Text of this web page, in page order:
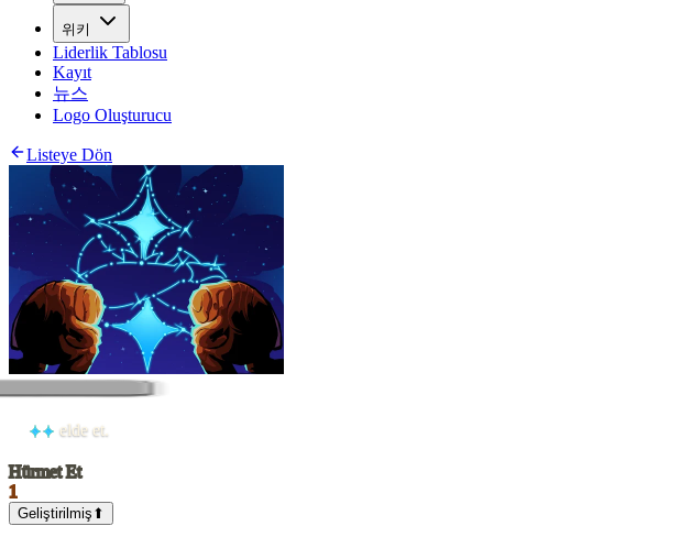
위키
Liderlik Tablosu
Kayıt
뉴스
Logo Oluşturucu
Listeye Dön
elde et.
Hürmet Et
1
Geliştirilmiş ⬆